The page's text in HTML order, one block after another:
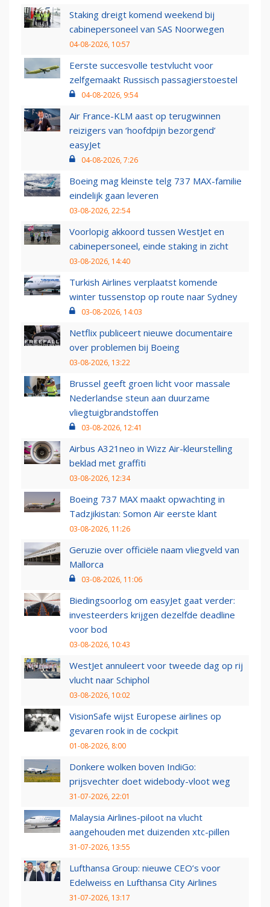
Staking dreigt komend weekend bij
cabinepersoneel van SAS Noorwegen
04-08-2026, 10:57
Eerste succesvolle testvlucht voor
zelfgemaakt Russisch passagierstoestel
04-08-2026, 9:54
Air France-KLM aast op terugwinnen
reizigers van ‘hoofdpijn bezorgend’
easyJet
04-08-2026, 7:26
Boeing mag kleinste telg 737 MAX-familie
eindelijk gaan leveren
03-08-2026, 22:54
Voorlopig akkoord tussen WestJet en
cabinepersoneel, einde staking in zicht
03-08-2026, 14:40
Turkish Airlines verplaatst komende
winter tussenstop op route naar Sydney
03-08-2026, 14:03
Netflix publiceert nieuwe documentaire
over problemen bij Boeing
03-08-2026, 13:22
Brussel geeft groen licht voor massale
Nederlandse steun aan duurzame
vliegtuigbrandstoffen
03-08-2026, 12:41
Airbus A321neo in Wizz Air-kleurstelling
beklad met graffiti
03-08-2026, 12:34
Boeing 737 MAX maakt opwachting in
Tadzjikistan: Somon Air eerste klant
03-08-2026, 11:26
Geruzie over officiële naam vliegveld van
Mallorca
03-08-2026, 11:06
Biedingsoorlog om easyJet gaat verder:
investeerders krijgen dezelfde deadline
voor bod
03-08-2026, 10:43
WestJet annuleert voor tweede dag op rij
vlucht naar Schiphol
03-08-2026, 10:02
VisionSafe wijst Europese airlines op
gevaren rook in de cockpit
01-08-2026, 8:00
Donkere wolken boven IndiGo:
prijsvechter doet widebody-vloot weg
31-07-2026, 22:01
Malaysia Airlines-piloot na vlucht
aangehouden met duizenden xtc-pillen
31-07-2026, 13:55
Lufthansa Group: nieuwe CEO’s voor
Edelweiss en Lufthansa City Airlines
31-07-2026, 13:17